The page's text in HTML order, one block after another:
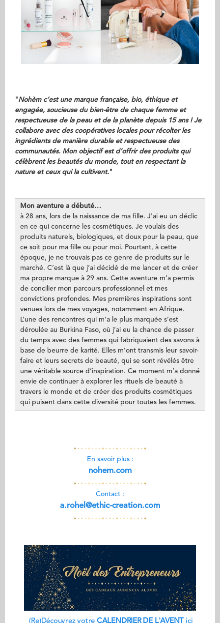
"Nohèm c’est une marque française, bio, éthique et
engagée, soucieuse du bien-être de chaque femme et
respectueuse de la peau et de la planète depuis 15 ans ! Je
collabore avec des coopératives locales pour récolter les
ingrédients de manière durable et respectueuse des
communautés. Mon objectif est d’offrir des produits qui
célèbrent les beautés du monde, tout en respectant la
nature et ceux qui la cultivent."
Mon aventure a débuté…
à 28 ans, lors de la naissance de ma fille. J'ai eu un déclic
en ce qui concerne les cosmétiques. Je voulais des
produits naturels, biologiques, et doux pour la peau, que
ce soit pour ma fille ou pour moi. Pourtant, à cette
époque, je ne trouvais pas ce genre de produits sur le
marché. C’est là que j’ai décidé de me lancer et de créer
ma propre marque à 29 ans. Cette aventure m’a permis
de concilier mon parcours professionnel et mes
convictions profondes. Mes premières inspirations sont
venues lors de mes voyages, notamment en Afrique.
L’une des rencontres qui m’a le plus marquée s’est
déroulée au Burkina Faso, où j’ai eu la chance de passer
du temps avec des femmes qui fabriquaient des savons à
base de beurre de karité. Elles m’ont transmis leur savoir-
faire et leurs secrets de beauté, qui se sont révélés être
une véritable source d’inspiration. Ce moment m’a donné
envie de continuer à explorer les rituels de beauté à
travers le monde et de créer des produits cosmétiques
qui puisent dans cette diversité pour toutes les femmes.
En savoir plus :
nohem.com
Contact :
a.rohel@ethic-creation.com
(Re)Découvrez votre CALENDRIER DE L'AVENT ici